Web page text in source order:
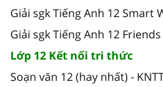
Giải sgk Tiếng Anh 12 Smart
Giải sgk Tiếng Anh 12
Lớp 12 Kết nối tri thức
Soạn văn 12 (hay nhất) -